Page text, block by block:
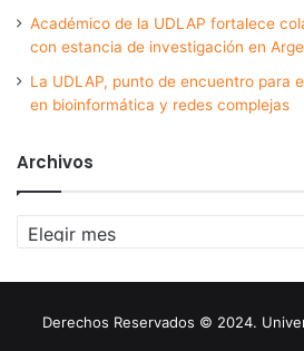
Académico de la UDLAP fortalece
con estancia de investigación en
La UDLAP, punto de encuentro para
en bioinformática y redes complejas
Archivos
Archivos
Derechos Reservados © 2024.